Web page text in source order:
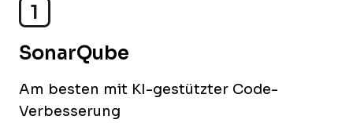
1
SonarQube
Am besten mit KI-gestützter Code-
Verbesserung